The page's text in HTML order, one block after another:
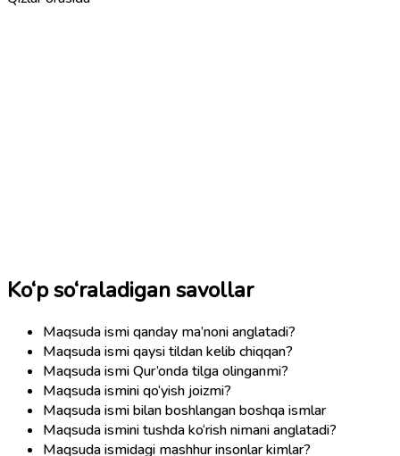
Ko‘p so‘raladigan savollar
Maqsuda ismi qanday ma’noni anglatadi?
Maqsuda ismi qaysi tildan kelib chiqqan?
Maqsuda ismi Qur’onda tilga olinganmi?
Maqsuda ismini qo‘yish joizmi?
Maqsuda ismi bilan boshlangan boshqa ismlar
Maqsuda ismini tushda ko‘rish nimani anglatadi?
Maqsuda ismidagi mashhur insonlar kimlar?